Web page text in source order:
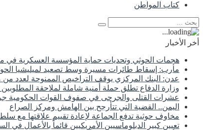
كتاب المواطن
أخر الأخبار
هجمات الحوثي وتحديات حماية المؤسسة العسكرية في
مأرب: إسقاط طائرات مسيرة وسط تصعيد لميليشيا
عدن: البنك المركزي يوقف التراخيص الممنوحة لعدد من
وزارة الدفاع تطلق حملة أمنية شاملة لملاحقة المطلوبين
عشرات القتلى والجرحى في صفوف القوات
اليمن.. القضية التي تتأرجح بين الهامش ومركز الصراع
مخاوف حوثية تدفع الجماعة لإعادة تقييم علاقتها مع
تعيين كبير الدبلوماسيين الأمريكيين قائماً بالأعمال في